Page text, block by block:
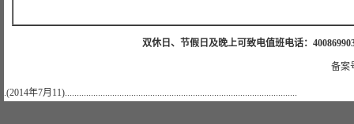
双休日、节假日及晚上可致电值班电话：
备案
.(2014年7月11)..................................................................................................